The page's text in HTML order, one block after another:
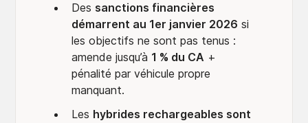
Des sanctions financières
démarrent au 1er janvier 2026 si
les objectifs ne sont pas tenus :
amende jusqu’à 1 % du CA +
pénalité par véhicule propre
manquant.
Les hybrides rechargeables sont